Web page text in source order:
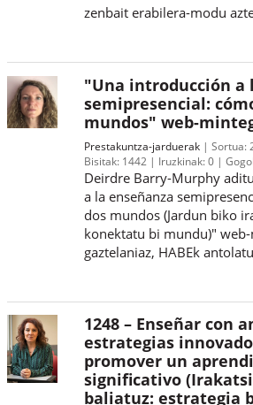
zenbait erabilera-modu
"Una introducción a
semipresencial:
mundos" web-
Prestakuntza-jarduerak Sortua:
Bisitak: 1442 Iruzkinak:0
Deirdre Barry-Murphy
a la enseñanza
dos mundos (Jardun biko
konektatu bi mundu)"
gaztelaniaz, HABEk
1248 – Enseñar con
estrategias
promover un
significativo
baliatuz: estrategia